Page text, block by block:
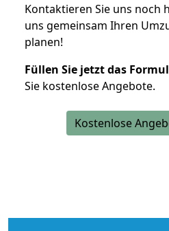
Kontaktieren Sie uns noch
uns gemeinsam Ihren
planen!
Füllen Sie jetzt das
Sie kostenlose Angebote.
Kostenlose